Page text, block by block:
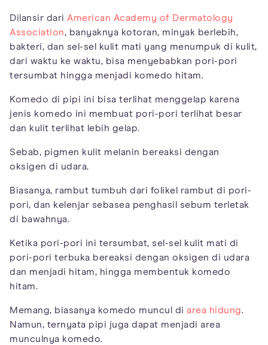
Dilansir dari American Academy of Dermatology
Association, banyaknya kotoran, minyak berlebih,
bakteri, dan sel-sel kulit mati yang menumpuk di kulit,
dari waktu ke waktu, bisa menyebabkan pori-pori
tersumbat hingga menjadi komedo hitam.
Komedo di pipi ini bisa terlihat menggelap karena
jenis komedo ini membuat pori-pori terlihat besar
dan kulit terlihat lebih gelap.
Sebab, pigmen kulit melanin bereaksi dengan
oksigen di udara.
Biasanya, rambut tumbuh dari folikel rambut di pori-
pori, dan kelenjar sebasea penghasil sebum terletak
di bawahnya.
Ketika pori-pori ini tersumbat, sel-sel kulit mati di
pori-pori terbuka bereaksi dengan oksigen di udara
dan menjadi hitam, hingga membentuk komedo
hitam.
Memang, biasanya komedo muncul di area hidung.
Namun, ternyata pipi juga dapat menjadi area
munculnya komedo.